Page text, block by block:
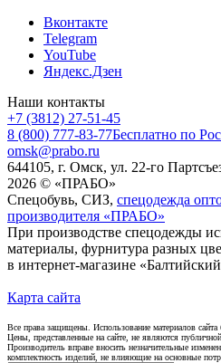
Вконтакте
Telegram
YouTube
Яндекс.Дзен
Наши контакты
+7 (3812) 27-51-45
8 (800) 777-83-77Бесплатно по
omsk@prabo.ru
644105, г. Омск, ул. 22-го
2026 © «ПРАБО»
Спецобувь, СИЗ, спецодежда
производителя «ПРАБО»
При производстве спецодежды
материалы, фурнитура разных
в интернет-магазине
Карта сайта
Все права защищены. Использование материалов сайта
Цены, представленные на сайте, не являются
Производитель вправе вносить незначительные
комплектность изделий, не влияющие на основные